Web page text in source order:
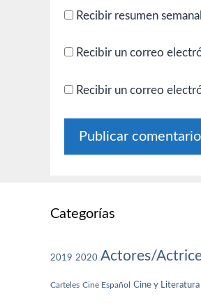
Recibir resumen
Recibir un correo
Recibir un correo
Categorías
2019 2020 Actores/
Carteles Cine Español Cine y Literatura